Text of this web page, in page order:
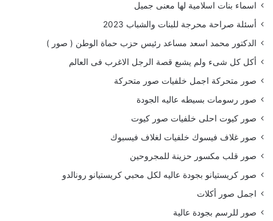
اسماء بنات اسلامية لها معنى جميل
أسئلة صراحة محرجة للبنات والشباب 2023
الدكتور محمد اسعد مساعد رئيس حزب حماة الوطن ( صور )
أكل كل شىء ولم يشبع قصة الرجل الاغرب فى العالم
صور متحركة اجمل خلفيات صور متحركة
صور رسومات بسيطه عاليه الجودة
صور كيوت احلى خلفيات صور كيوت
صور غلاف فيسوك خلفيات لغلاف فيسبوك
صور قلب مكسور حزينة للمجروحين
صور كريستيانو بجودة عاليه لكل محبي كريستيانو رونالدو
اجمل صور أكلات
صور للرسم بجودة عالية